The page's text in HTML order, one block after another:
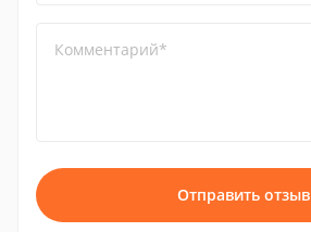
Комментарий*
Отправить отзыв